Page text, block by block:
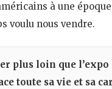
à une
voulu nous vendre.
plus loin que
toute sa vie et sa